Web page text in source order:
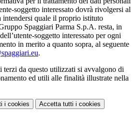
soggetto interessato dovrà rivolgersi al
intendersi quale il proprio istituto
Spaggiari Parma S.p.A. resta, in
soggetto interessato per ogni
in merito a quanto sopra, al seguente
.
terzi da questo utilizzati si avvalgono di
ed utili alle finalità illustrate nella
i cookies Accetta tutti i cookies